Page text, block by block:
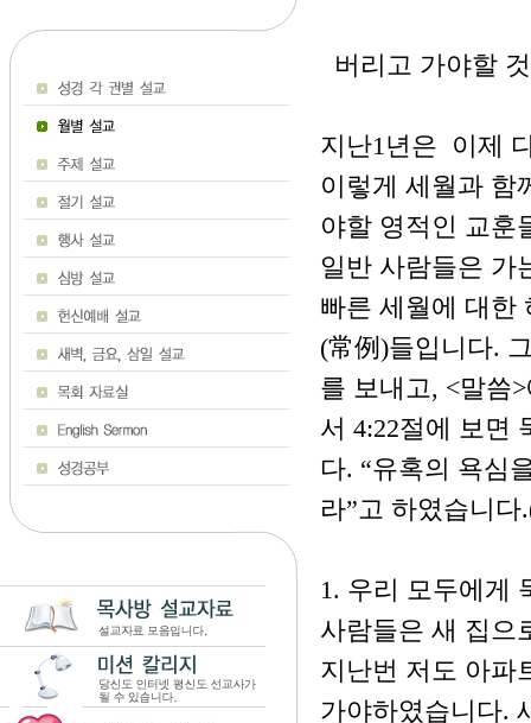
버리고 가야할
지난1년은 이제
이렇게 세월과 함
야할 영적인 교훈
일반 사람들은 가
빠른 세월에 대한
(常例)들입니다.
를 보내고, <말씀
서 4:22절에 보면
다. “유혹의 욕심
라”고 하였습니다
1. 우리 모두에게
사람들은 새 집으
지난번 저도 아파
가야하였습니다.